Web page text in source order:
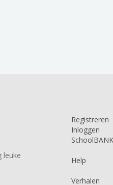
leuke
Registreren
Inloggen
Help
Verhalen